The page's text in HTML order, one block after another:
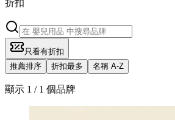
折扣
只看有折扣
推薦排序
折扣最多 名稱 A-Z
顯示 1 / 1 個品牌